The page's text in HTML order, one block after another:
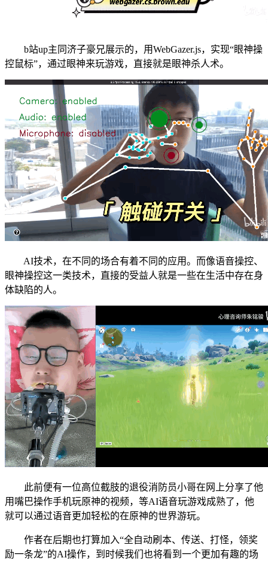
b站up主同济子豪兄展示的，用WebGazer.js，实现“眼神操
控鼠标”，通过眼神来玩游戏，直接就是眼神杀人术。
AI技术，在不同的场合有着不同的应用。而像语音操控、
眼神操控这一类技术，直接的受益人就是一些在生活中存在身
体缺陷的人。
此前便有一位高位截肢的退役消防员小哥在网上分享了他
用嘴巴操作手机玩原神的视频，等AI语音玩游戏成熟了，他
就可以通过语音更加轻松的在原神的世界游玩。
作者在后期也打算加入“全自动刷本、传送、打怪，领奖
励一条龙”的AI操作，到时候我们也将看到一个更加有趣的场